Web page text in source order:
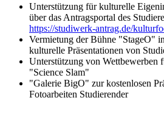
Unterstützung für kulturelle
über das Antragsportal des
https://studiwerk-antrag.de/
Vermietung der Bühne "StageO"
kulturelle Präsentationen von
Unterstützung von Wettbewerben
"Science Slam"
"Galerie BigO" zur kostenlosen
Fotoarbeiten Studierender